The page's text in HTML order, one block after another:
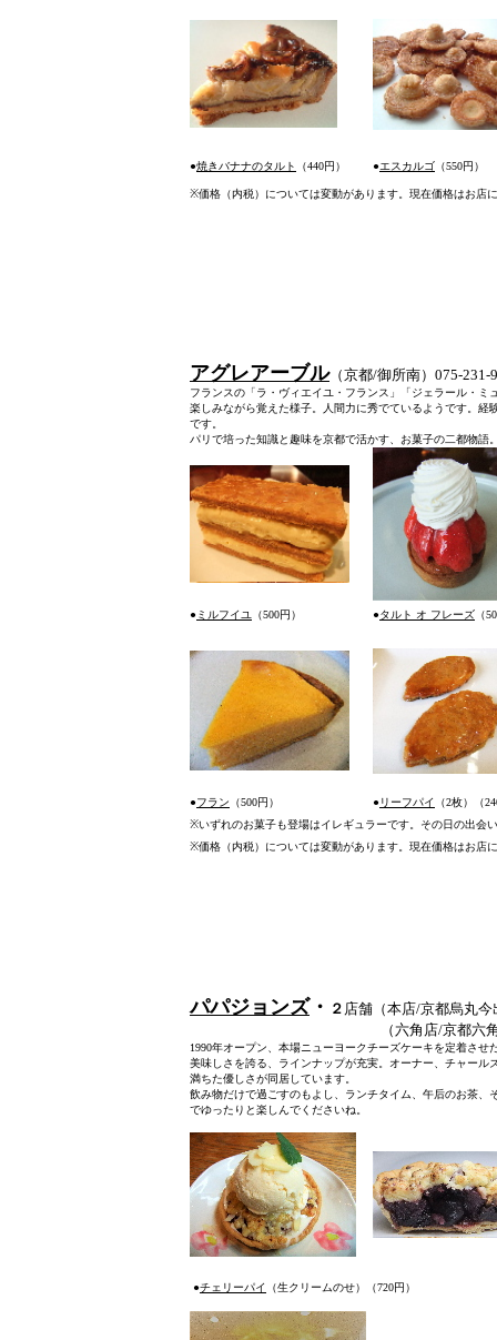
●焼きバナナのタルト （440円） ●エスカルゴ （550円）
※価格（内税）については変動があります。現在価格はお店
アグレアーブル（京都/御所南）075-231-
フランスの「ラ・ヴィエイユ・フランス」「ジェラール・
楽しみながら覚えた様子。人間力に秀でているようです。
です。
パリで培った知識と趣味を京都で活かす、お菓子の二都物
● ミルフイユ （500円） ●タルト オ フレーズ （
●フラン （500円） ● リーフパイ （2枚）
（
※いずれのお菓子も登場はイレギュラーです。その日の出会
※価格（内税）については変動があります。現在価格はお店
パパジョンズ・ ２ 店舗 （本店/京都烏丸
（六角店/京都六角堺町東
1990年オープン、本場ニューヨークチーズケーキを定着さ
美味しさを誇る、ラインナップが充実。オーナー、チャー
満ちた優しさが同居しています。
飲み物だけで過ごすのもよし、ランチタイム、午后のお茶
でゆったりと楽しんでくださいね。
●チェリーパイ （生クリームのせ）（720円）